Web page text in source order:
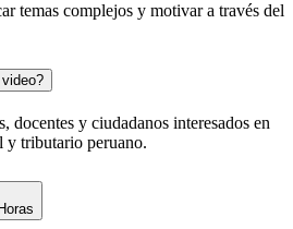
temas complejos y motivar a través del
docentes y ciudadanos interesados en
y tributario peruano.